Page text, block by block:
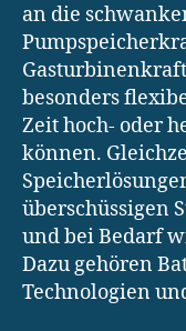
an die
besonders
Zeit hoch- oder
können.
überschüssigen
und bei Bedarf
Dazu gehören
Technologien